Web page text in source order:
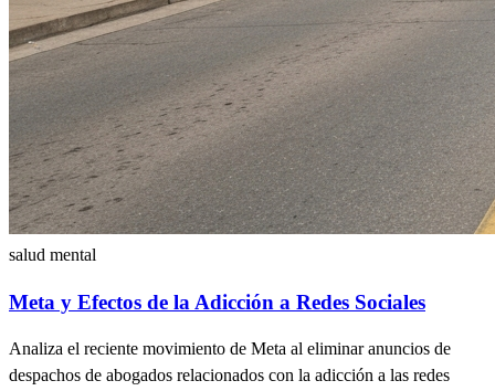
salud mental
Meta y Efectos de la Adicción a Redes Sociales
Analiza el reciente movimiento de Meta al eliminar anuncios de
despachos de abogados relacionados con la adicción a las redes